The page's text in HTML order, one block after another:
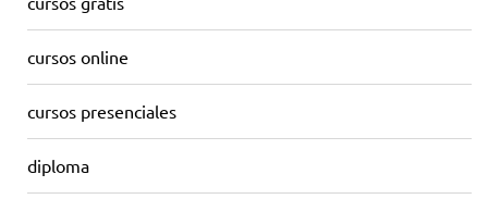
cursos online
cursos presenciales
diploma